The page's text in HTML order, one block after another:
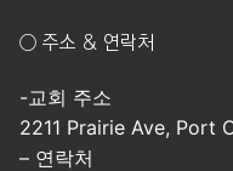
○ 주소 & 연락처
-교회 주소
2211 Prairie Ave, Port
– 연락처